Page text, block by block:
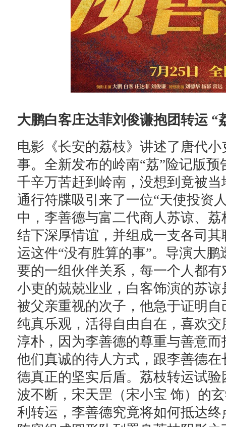
大鹏白客庄达菲刘俊谦抱团转运 “
电影《长安的荔枝》讲述了唐代
事。全新发布的岭南“荔”险记版
千辛万苦赶到岭南，没想到竟被
通行符牒吸引来了一位“天使投资
中，李善德与富二代商人苏谅、
结下深厚情谊，并组成一支各司
运这件“没有胜算的事”。导演大
要的一组伙伴关系，每一个人都
小吏的兢兢业业，白客饰演的苏
被父亲重视的次子，他急于证明
纯真乐观，活得自由自在，喜欢
淳朴，因为李善德的尊重与善意
他们真诚的待人方式，跟李善德
德真正的坚实后盾。荔枝转运试
波不断，宋天罡（宋小宝 饰）的
利转运，李善德究竟将如何抵达